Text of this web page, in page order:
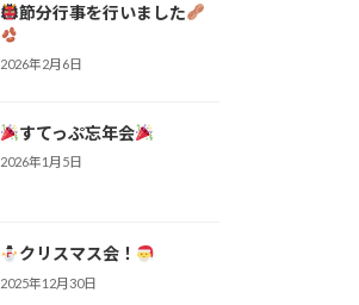
節分行事を行いました
2026年2月6日
すてっぷ忘年会
2026年1月5日
クリスマス会！
2025年12月30日